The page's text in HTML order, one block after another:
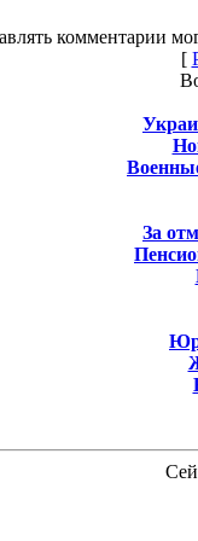
комментарии
[
За